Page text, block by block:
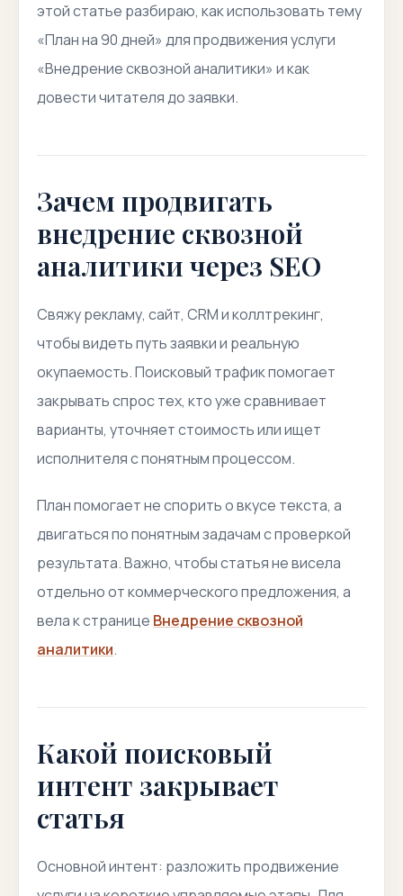
этой статье разбираю, как использовать тему
«План на 90 дней» для продвижения услуги
«Внедрение сквозной аналитики» и как
довести читателя до заявки.
Зачем продвигать
внедрение сквозной
аналитики через SEO
Свяжу рекламу, сайт, CRM и коллтрекинг,
чтобы видеть путь заявки и реальную
окупаемость. Поисковый трафик помогает
закрывать спрос тех, кто уже сравнивает
варианты, уточняет стоимость или ищет
исполнителя с понятным процессом.
План помогает не спорить о вкусе текста, а
двигаться по понятным задачам с проверкой
результата. Важно, чтобы статья не висела
отдельно от коммерческого предложения, а
вела к странице Внедрение сквозной
аналитики.
Какой поисковый
интент закрывает
статья
Основной интент: разложить продвижение